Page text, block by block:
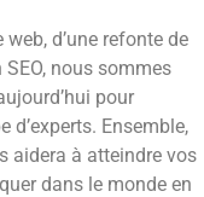
d’une refonte de
nous sommes
pour
d’experts. Ensemble,
aidera à atteindre vos
dans le monde en